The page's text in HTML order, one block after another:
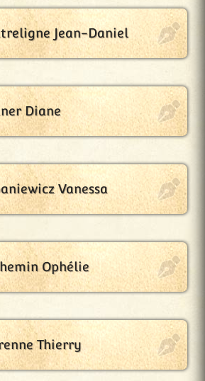
Jean-Daniel
Diane
Vanessa
Ophélie
Thierry